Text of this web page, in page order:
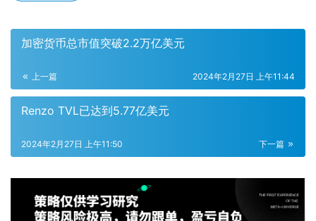
加密货币总市值突破2.2万亿美元
上一篇 2024年2月27日 上午11:44
Renzo TVL已达到5.77亿美元
下一篇
2024年2月27日 上午11:50